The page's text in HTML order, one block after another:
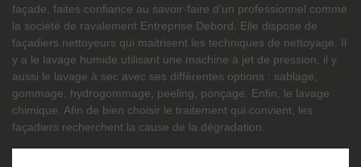
façade, faites confiance au savoir-faire d’un professionnel comme
la société de ravalement Entreprise Debord. Elle dispose de
façadiers nettoyeurs qui maitrisent les techniques de nettoyage. Il
y a le lavage humide utilisant une machine à jet de pression, il y
aussi le lavage à sec avec ses différentes options : sablage,
gommage, hydrogommage, peeling, ponçage. Enfin, le lavage
chimique. Afin de bien choisir le traitement qui convient, les
façadiers recherchent la cause de la dégradation.